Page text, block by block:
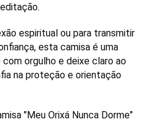
espiritual ou para transmitir
esta camisa é uma
orgulho e deixe claro ao
na proteção e orientação
"Meu Orixá Nunca Dorme"